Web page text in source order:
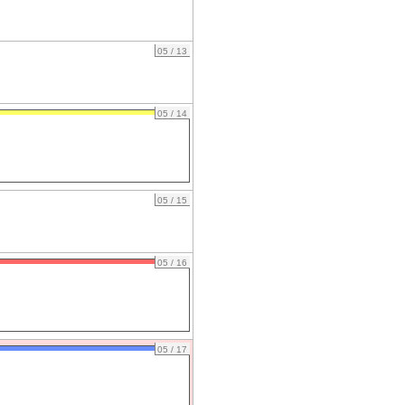
05 / 13
05 / 14
05 / 15
05 / 16
05 / 17